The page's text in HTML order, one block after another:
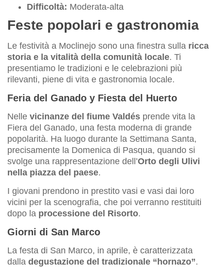
Difficoltà: Moderata-alta
Feste popolari e gastronomia
Le festività a Moclinejo sono una finestra sulla ricca
storia e la vitalità della comunità locale. Ti
presentiamo le tradizioni e le celebrazioni più
rilevanti, piene di vita e gastronomia locale.
Feria del Ganado y Fiesta del Huerto
Nelle vicinanze del fiume Valdés prende vita la
Fiera del Ganado, una festa moderna di grande
popolarità. Ha luogo durante la Settimana Santa,
precisamente la Domenica di Pasqua, quando si
svolge una rappresentazione dell’Orto degli Ulivi
nella piazza del paese.
I giovani prendono in prestito vasi e vasi dai loro
vicini per la scenografia, che poi verranno restituiti
dopo la processione del Risorto.
Giorni di San Marco
La festa di San Marco, in aprile, è caratterizzata
dalla degustazione del tradizionale “hornazo”.